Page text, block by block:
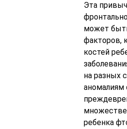
Эта
может
факторов,
костей
на разных
аномалиям
ребенка